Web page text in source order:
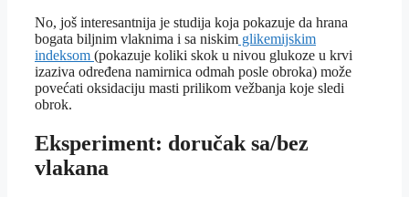
No, još interesantnija je studija koja pokazuje da hrana
bogata biljnim vlaknima i sa niskim glikemijskim
indeksom (pokazuje koliki skok u nivou glukoze u krvi
izaziva određena namirnica odmah posle obroka) može
povećati oksidaciju masti prilikom vežbanja koje sledi
obrok.
Eksperiment: doručak sa/bez
vlakana